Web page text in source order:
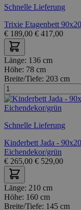
Schnelle Lieferung
Trixie Etagenbett
€ 189,00 € 417,00
Länge: 136 cm
Höhe: 78 cm
Breite/Tiefe: 203 cm
Schnelle Lieferung
Kinderbett Jada -
Eichendekor/grün
€ 265,00 € 529,00
Länge: 210 cm
Höhe: 160 cm
Breite/Tiefe: 145 cm